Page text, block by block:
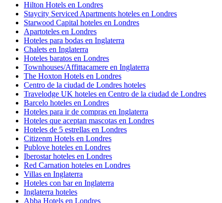
Hilton Hotels en Londres
Staycity Serviced Apartments hoteles en Londres
Starwood Capital hoteles en Londres
Apartoteles en Londres
Hoteles para bodas en Inglaterra
Chalets en Inglaterra
Hoteles baratos en Londres
Townhouses/Affittacamere en Inglaterra
The Hoxton Hotels en Londres
Centro de la ciudad de Londres hoteles
Travelodge UK hoteles en Centro de la ciudad de Londres
Barcelo hoteles en Londres
Hoteles para ir de compras en Inglaterra
Hoteles que aceptan mascotas en Londres
Hoteles de 5 estrellas en Londres
Citizenm Hotels en Londres
Publove hoteles en Londres
Iberostar hoteles en Londres
Red Carnation hoteles en Londres
Villas en Inglaterra
Hoteles con bar en Inglaterra
Inglaterra hoteles
Abba Hotels en Londres